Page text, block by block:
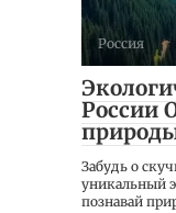
Россия
России
Забудь о
уникальный
познавай